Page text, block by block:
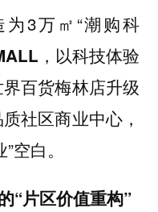
3万㎡“潮购科
，以科技体验
百货梅林店升级
质社区商业中心，
空白。
“片区价值重构”